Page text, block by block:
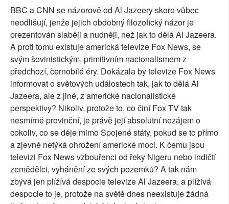
BBC a CNN se názorově od Al Jazeery skoro vůbec
neodlišují, jenže jejich obdobný filozofický názor je
prezentován slaběji a nudněji, než jak to dělá Al Jazeera.
A proti tomu existuje americká televize Fox News, se
svým šovinistickým, primitivním nacionalismem z
předchozí, černobílé éry. Dokázala by televize Fox News
informovat o světových událostech tak, jak to dělá Al
Jazeera, ale z jiné, z americké nacionalistické
perspektivy? Nikoliv, protože to, co činí Fox TV tak
nesmírně provinční, je právě její absolutní nezájem o
cokoliv, co se děje mimo Spojené státy, pokud se to přímo
a zjevně netýká ohrožení americké moci. K čemu jsou
televizi Fox News vzbouřenci od řeky Nigeru nebo indičtí
zemědělci, vyhánění ze svých pozemků? A tak nám
zbývá jen plížívá despocie televize Al Jazeera, a plíživá
despocie to je, protože na světě dnes neexistuje žádná